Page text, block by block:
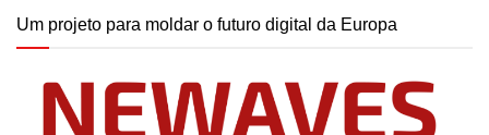
Um projeto para moldar o futuro digital da Europa